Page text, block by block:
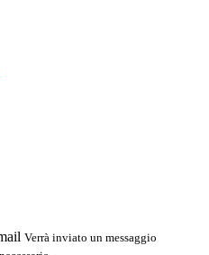
Verrà inviato un messaggio